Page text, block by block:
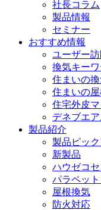
社長コラム
製品情報
セミナー
おすすめ情報
ユーザー訪
換気キーワ
住まいの
住まいの
住宅外皮
デネブエ
製品紹介
製品ピッ
新製品
ハウゼコセ
パラペッ
屋根換気
防火対応